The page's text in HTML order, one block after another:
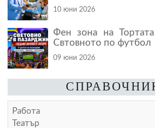
10 юни 2026
Фен зона на
Свтовното по футбол
09 юни 2026
Работа
Театър